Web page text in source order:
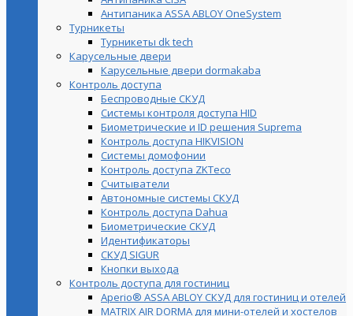
Антипаника ASSA ABLOY OneSystem
Турникеты
Турникеты dk tech
Карусельные двери
Карусельные двери dormakaba
Контроль доступа
Беспроводные СКУД
Системы контроля доступа HID
Биометрические и ID решения Suprema
Контроль доступа HIKVISION
Системы домофонии
Контроль доступа ZKTeco
Считыватели
Автономные системы СКУД
Контроль доступа Dahua
Биометрические СКУД
Идентификаторы
СКУД SIGUR
Кнопки выхода
Контроль доступа для гостиниц
Aperio® ASSA ABLOY СКУД для гостиниц и отелей
MATRIX AIR DORMA для мини-отелей и хостелов